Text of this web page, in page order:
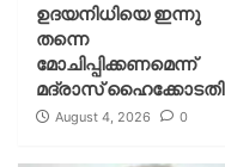
ഉദയനിധിയെ ഇന്നു
തന്നെ
മോചിപ്പിക്കണമെന്ന്
മദ്രാസ് ഹൈക്കോടതി
August 4, 2026 0